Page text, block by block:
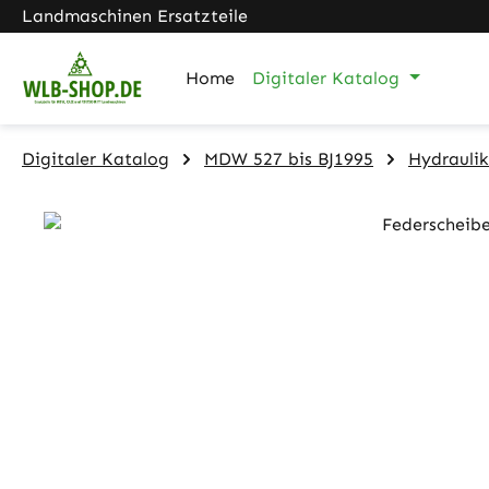
Hauptinhalt springen
Zur Suche springen
Zur Hauptnavigation springen
Landmaschinen Ersatzteile
Home Digitaler Katalog
Digitaler Katalog MDW 527 bis BJ1995
Bildergalerie überspringen